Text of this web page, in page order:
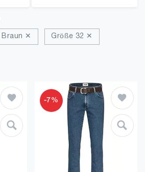
Braun ✕ Größe 32 ✕
-7%